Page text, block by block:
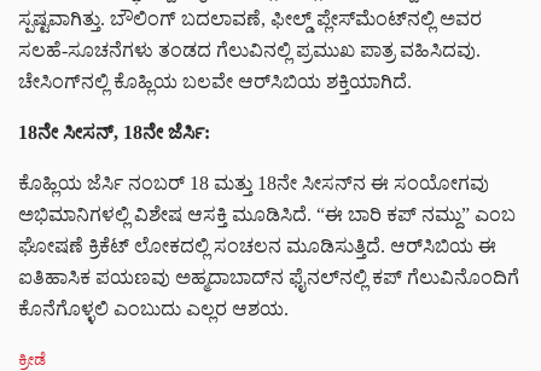
ಸ್ಪಷ್ಟವಾಗಿತ್ತು. ಬೌಲಿಂಗ್ ಬದಲಾವಣೆ, ಫೀಲ್ಡ್ ಪ್ಲೇಸ್‌ಮೆಂಟ್‌ನಲ್ಲಿ ಅವರ
ಸಲಹೆ-ಸೂಚನೆಗಳು ತಂಡದ ಗೆಲುವಿನಲ್ಲಿ ಪ್ರಮುಖ ಪಾತ್ರ ವಹಿಸಿದವು.
ಚೇಸಿಂಗ್‌ನಲ್ಲಿ ಕೊಹ್ಲಿಯ ಬಲವೇ ಆರ್‌ಸಿಬಿಯ ಶಕ್ತಿಯಾಗಿದೆ.
18ನೇ ಸೀಸನ್, 18ನೇ ಜೆರ್ಸಿ:
ಕೊಹ್ಲಿಯ ಜೆರ್ಸಿ ನಂಬರ್ 18 ಮತ್ತು 18ನೇ ಸೀಸನ್‌ನ ಈ ಸಂಯೋಗವು
ಅಭಿಮಾನಿಗಳಲ್ಲಿ ವಿಶೇಷ ಆಸಕ್ತಿ ಮೂಡಿಸಿದೆ. “ಈ ಬಾರಿ ಕಪ್ ನಮ್ದು” ಎಂಬ
ಘೋಷಣೆ ಕ್ರಿಕೆಟ್ ಲೋಕದಲ್ಲಿ ಸಂಚಲನ ಮೂಡಿಸುತ್ತಿದೆ. ಆರ್‌ಸಿಬಿಯ ಈ
ಐತಿಹಾಸಿಕ ಪಯಣವು ಅಹ್ಮದಾಬಾದ್‌ನ ಫೈನಲ್‌ನಲ್ಲಿ ಕಪ್ ಗೆಲುವಿನೊಂದಿಗೆ
ಕೊನೆಗೊಳ್ಳಲಿ ಎಂಬುದು ಎಲ್ಲರ ಆಶಯ.
C
ಕ್ರೀಡೆ